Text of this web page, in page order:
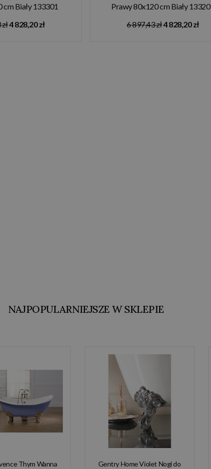
cm Biały 133301
4 828,20 zł
Prawy 80x120 cm Biały
6 897,43 zł4 828,20 zł
NAJPOPULARNIEJSZE W SKLEPIE
Thym Wanna
Gentry Home Violet Nogi do